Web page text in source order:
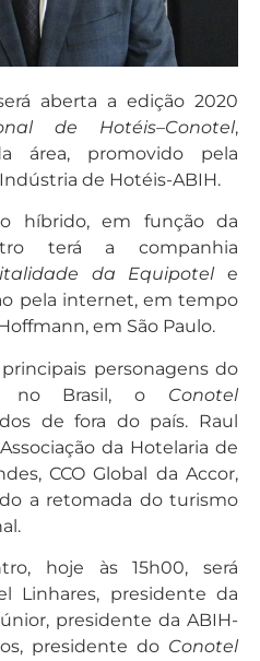
aberta a edição 2020
de Hotéis–Conotel,
área, promovido pela
de Hotéis-ABIH.
híbrido, em função da
terá a companhia
da Equipotele
pela internet, em tempo
em São Paulo.
personagens do
no Brasil, o Conotel
de fora do país. Raul
da Hotelaria de
CCO Global da Accor,
a retomada do turismo
hoje às 15h00, será
Linhares, presidente da
presidente da ABIH-
presidente do Conotel